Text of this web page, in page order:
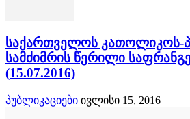
საქართველოს კათოლიკოს-
სამძიმრის წერილი
(15.07.2016)
პუბლიკაციები ივლისი 15, 2016